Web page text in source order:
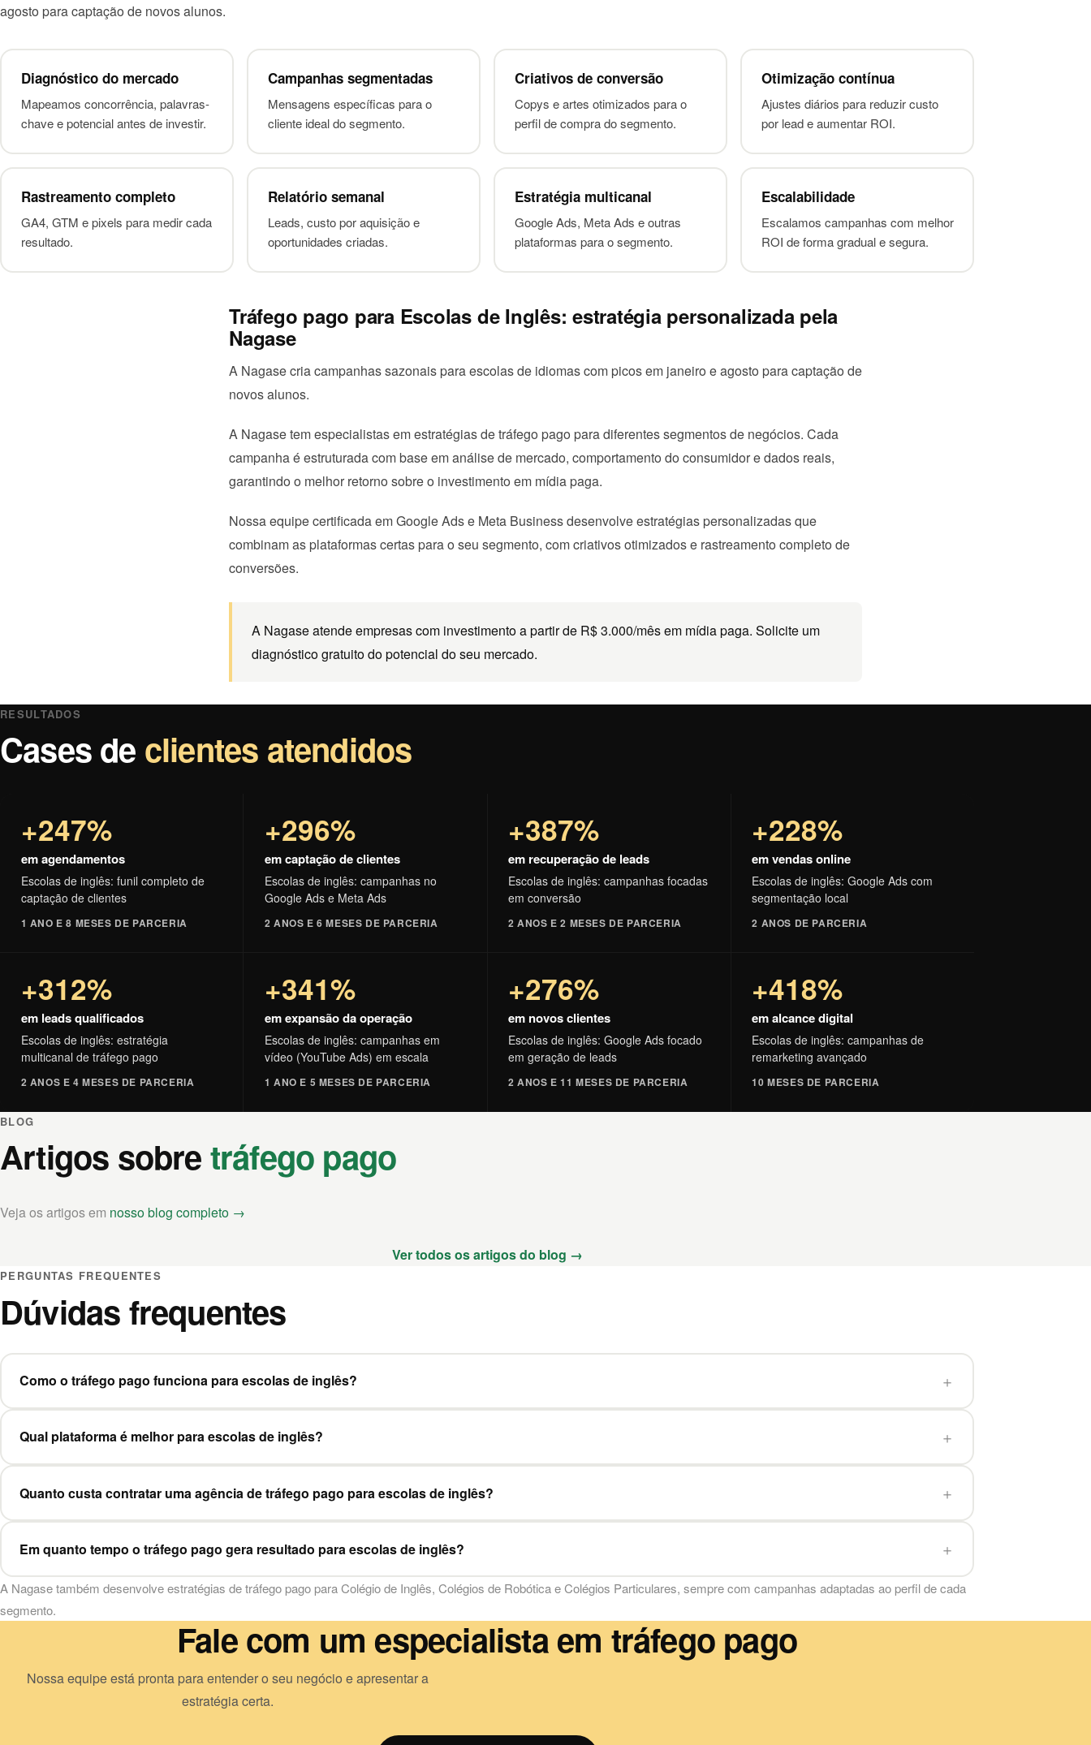
agosto para captação de novos alunos.
Diagnóstico do mercado
Mapeamos concorrência, palavras-
chave e potencial antes de investir.
Campanhas segmentadas
Mensagens específicas para o
cliente ideal do segmento.
Criativos de conversão
Copys e artes otimizados para o
perfil de compra do segmento.
Otimização contínua
Ajustes diários para reduzir custo
por lead e aumentar ROI.
Rastreamento completo
GA4, GTM e pixels para medir cada
resultado.
Relatório semanal
Leads, custo por aquisição e
oportunidades criadas.
Estratégia multicanal
Google Ads, Meta Ads e outras
plataformas para o segmento.
Escalabilidade
Escalamos campanhas com melhor
ROI de forma gradual e segura.
Tráfego pago para Escolas de Inglês: estratégia personalizada pela
Nagase
A Nagase cria campanhas sazonais para escolas de idiomas com picos em janeiro e agosto para captação de
novos alunos.
A Nagase tem especialistas em estratégias de tráfego pago para diferentes segmentos de negócios. Cada
campanha é estruturada com base em análise de mercado, comportamento do consumidor e dados reais,
garantindo o melhor retorno sobre o investimento em mídia paga.
Nossa equipe certificada em Google Ads e Meta Business desenvolve estratégias personalizadas que
combinam as plataformas certas para o seu segmento, com criativos otimizados e rastreamento completo de
conversões.
A Nagase atende empresas com investimento a partir de R$ 3.000/mês em mídia paga. Solicite um
diagnóstico gratuito do potencial do seu mercado.
RESULTADOS
Cases de clientes atendidos
+247%
em agendamentos
Escolas de inglês: funil completo de
captação de clientes
1 ANO E 8 MESES DE PARCERIA
+296%
em captação de clientes
Escolas de inglês: campanhas no
Google Ads e Meta Ads
2 ANOS E 6 MESES DE PARCERIA
+387%
em recuperação de leads
Escolas de inglês: campanhas focadas
em conversão
2 ANOS E 2 MESES DE PARCERIA
+228%
em vendas online
Escolas de inglês: Google Ads com
segmentação local
2 ANOS DE PARCERIA
+312%
em leads qualificados
Escolas de inglês: estratégia
multicanal de tráfego pago
2 ANOS E 4 MESES DE PARCERIA
+341%
em expansão da operação
Escolas de inglês: campanhas em
vídeo (YouTube Ads) em escala
1 ANO E 5 MESES DE PARCERIA
+276%
em novos clientes
Escolas de inglês: Google Ads focado
em geração de leads
2 ANOS E 11 MESES DE PARCERIA
+418%
em alcance digital
Escolas de inglês: campanhas de
remarketing avançado
10 MESES DE PARCERIA
BLOG
Artigos sobretráfego pago
Veja os artigos em nosso blog completo →
Ver todos os artigos do blog →
PERGUNTAS FREQUENTES
Dúvidas frequentes
Como o tráfego pago funciona para escolas de inglês?
Qual plataforma é melhor para escolas de inglês?
Quanto custa contratar uma agência de tráfego pago para escolas de inglês?
Em quanto tempo o tráfego pago gera resultado para escolas de inglês?
A Nagase também desenvolve estratégias detráfego pago paraColégio de Inglês, Colégios de RobóticaeColégios Particulares, sempre com campanhas adaptadas ao perfil de cada
segmento.
Fale com um especialista em tráfego pago
Nossa equipe está pronta para entender o seu negócio e apresentar a
estratégia certa.